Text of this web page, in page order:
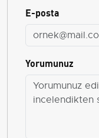
E-posta
Yorumunuz